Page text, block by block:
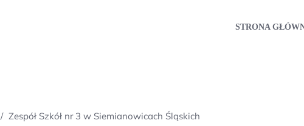
STRONA
/ Zespół Szkół nr 3 w Siemianowicach Śląskich